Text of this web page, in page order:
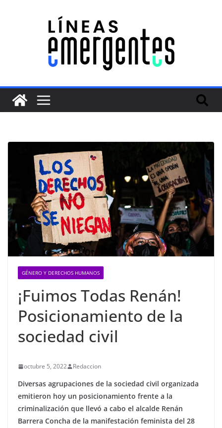
GÉNERO Y DERECHOS HUMANOS
¡Fuimos Todas Renán!
Posicionamiento de la
sociedad civil
octubre 5, 2022 Redaccion
Diversas agrupaciones de la sociedad civil organizada
emitieron hoy un posicionamiento frente a la
criminalización que llevó a cabo el alcalde Renán
Barrera Concha de la manifestación feminista del 28